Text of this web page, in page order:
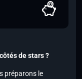
de stars ?
préparons le